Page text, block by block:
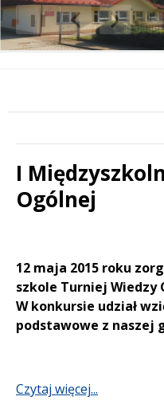
Poprzedni Element
Następny
❚❚
I
Ogólnej
12 maja 2015 roku
szkole Turniej Wiedzy
W konkursie udział
podstawowe z naszej
Czytaj więcej...